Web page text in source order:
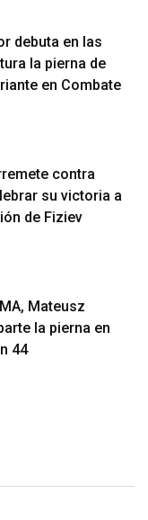
debuta en las
la pierna de
en Combate
contra
su victoria a
de Fiziev
Mateusz
la pierna en
44